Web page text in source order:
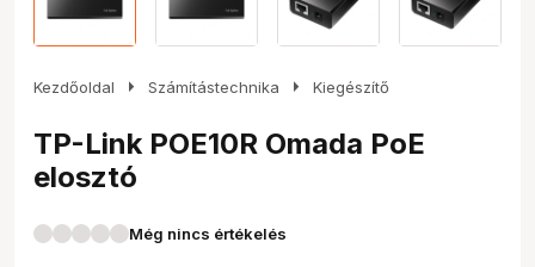
Kezdőoldal arrow_right Számítástechnika arrow_right Kiegészítő
TP-Link POE10R Omada PoE
elosztó
Még nincs értékelés